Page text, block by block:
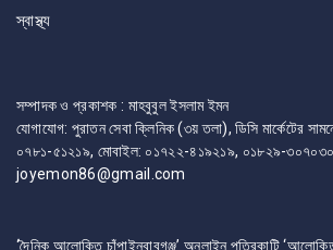
স্বাস্থ্য
সম্পাদক ও প্রকাশক : মাহবুবুল ইসলাম ইমন
যোগাযোগ: পুরাতন সেবা ক্লিনিক (৩য় তলা), ডিসি মার্কেটের
০৭৮১-৫১২১৯, মোবাইল: ০১৭২২-৪১৯২১৯, ০১৮২৯-
joyemon86@gmail.com
‘দৈনিক আলোকিত চাঁপাইনবাবগঞ্জ’ অনলাইন পত্রিকাটি ‘আলোকিত